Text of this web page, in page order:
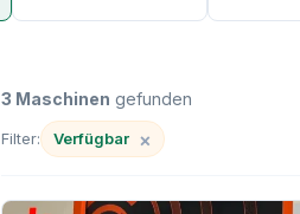
3 Maschinen gefunden
Verfügbar ×